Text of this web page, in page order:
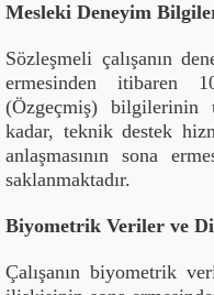
Mesleki Deneyim
Sözleşmeli çalışanın
ermesinden itibaren
(Özgeçmiş) bilgilerinin
kadar, teknik destek
anlaşmasının sona
saklanmaktadır.
Biyometrik Veriler ve
Çalışanın biyometrik